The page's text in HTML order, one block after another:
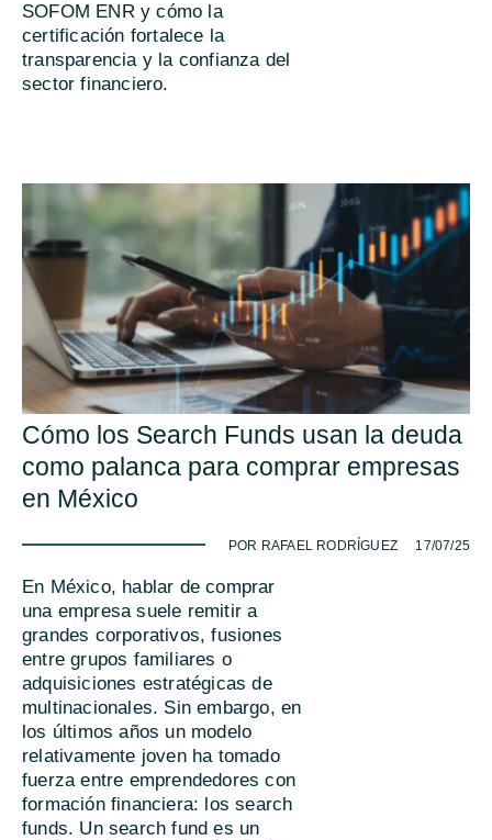
SOFOM ENR y cómo la
certificación fortalece la
transparencia y la confianza del
sector financiero.
Cómo los Search Funds usan la deuda
como palanca para comprar empresas
en México
- POR RAFAEL RODRÍGUEZ 17/07/25
En México, hablar de comprar
una empresa suele remitir a
grandes corporativos, fusiones
entre grupos familiares o
adquisiciones estratégicas de
multinacionales. Sin embargo, en
los últimos años un modelo
relativamente joven ha tomado
fuerza entre emprendedores con
formación financiera: los search
funds. Un search fund es un